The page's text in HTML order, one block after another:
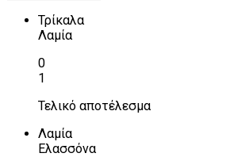
Τρίκαλα
Λαμία
0
1
Τελικό αποτέλεσμα
Λαμία
Ελασσόνα